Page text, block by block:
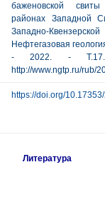
баженовской
районах Западной
Западно-
Нефтегазовая
- 2022. -
http://www.ngtp.ru/rub/
https://doi.org/
Литература